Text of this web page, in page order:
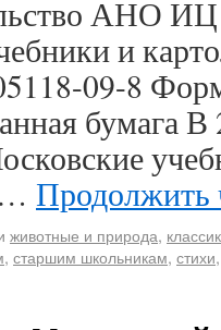
АНО
и
09-8
бумага В
Продолжить
животные и природа,
, старшим школьникам, стихи